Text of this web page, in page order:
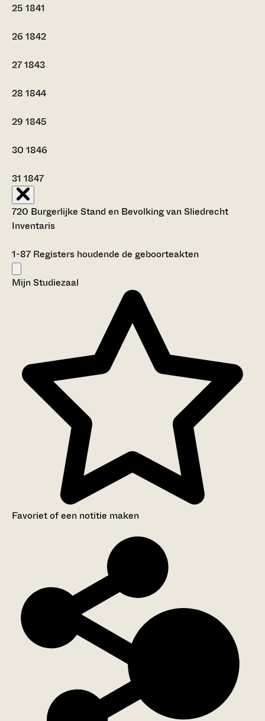
25 1841
26 1842
271843
28 1844
29 1845
30 1846
31 1847
720 Burgerlijke Stand en Bevolking van Sliedrecht
Inventaris
1-87 Registers houdende de geboorteakten
Mijn Studiezaal
Favoriet of een notitie maken